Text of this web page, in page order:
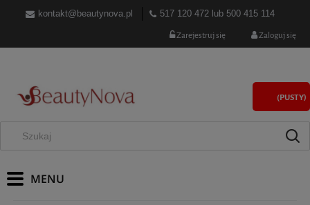
kontakt@beautynova.pl 517 120 472 lub 500 415 114
Zarejestruj się Zaloguj się
(PUSTY)